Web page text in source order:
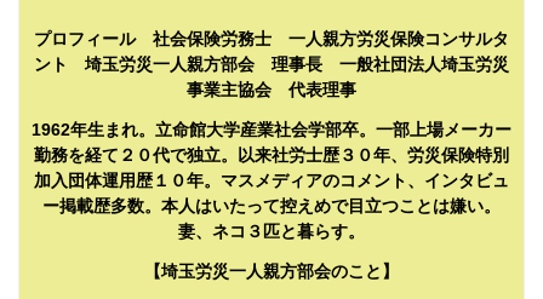
プロフィール 社会保険労務士 一人親方労災保険コンサルタ
ント 埼玉労災一人親方部会 理事長 一般社団法人埼玉労災
事業主協会 代表理事
1962年生まれ。立命館大学産業社会学部卒。一部上場メーカー
勤務を経て２０代で独立。以来社労士歴３０年、労災保険特別
加入団体運用歴１０年。マスメディアのコメント、インタビュ
ー掲載歴多数。本人はいたって控えめで目立つことは嫌い。
妻、ネコ３匹と暮らす。
【埼玉労災一人親方部会のこと】